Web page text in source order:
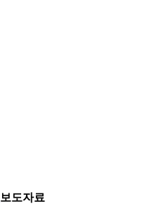
보도자료